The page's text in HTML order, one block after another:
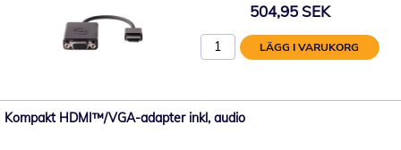
504,95 SEK
LÄGG I VARUKORG
Kompakt HDMI™/VGA-adapter inkl, audio